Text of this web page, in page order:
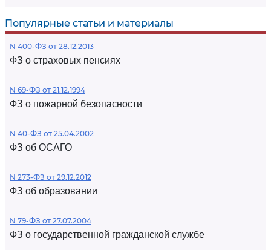
Популярные статьи и материалы
N 400-ФЗ от 28.12.2013
ФЗ о страховых пенсиях
N 69-ФЗ от 21.12.1994
ФЗ о пожарной безопасности
N 40-ФЗ от 25.04.2002
ФЗ об ОСАГО
N 273-ФЗ от 29.12.2012
ФЗ об образовании
N 79-ФЗ от 27.07.2004
ФЗ о государственной гражданской службе